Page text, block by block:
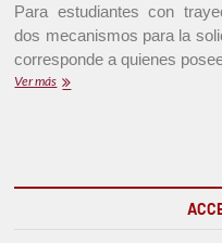
Para estudiantes con
dos mecanismos para la
corresponde a quienes
Ver más